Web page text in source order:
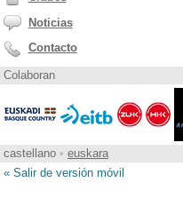
Noticias
Contacto
Colaboran
castellano • euskara
« Salir de versión móvil